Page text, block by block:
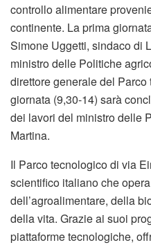
controllo alimentare
continente. La prima
Simone Uggetti, sindaco di
ministro delle Politiche
direttore generale del
giornata (9,30-14) sarà
dei lavori del ministro delle
Martina.
Il Parco tecnologico di via
scientifico italiano che
dell’agroalimentare, della
della vita. Grazie ai suoi
piattaforme tecnologiche,